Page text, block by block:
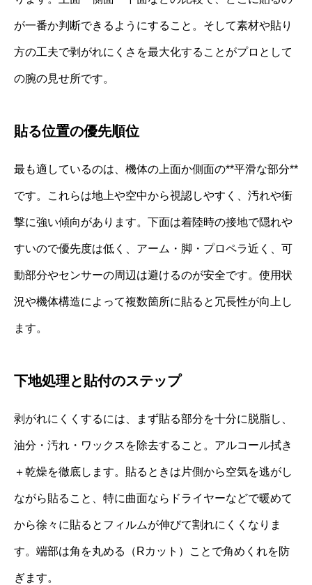
が一番か判断できるようにすること。そして素材や貼り
方の工夫で剥がれにくさを最大化することがプロとして
の腕の見せ所です。
貼る位置の優先順位
最も適しているのは、機体の上面か側面の**平滑な部分**
です。これらは地上や空中から視認しやすく、汚れや衝
撃に強い傾向があります。下面は着陸時の接地で隠れや
すいので優先度は低く、アーム・脚・プロペラ近く、可
動部分やセンサーの周辺は避けるのが安全です。使用状
況や機体構造によって複数箇所に貼ると冗長性が向上し
ます。
下地処理と貼付のステップ
剥がれにくくするには、まず貼る部分を十分に脱脂し、
油分・汚れ・ワックスを除去すること。アルコール拭き
＋乾燥を徹底します。貼るときは片側から空気を逃がし
ながら貼ること、特に曲面ならドライヤーなどで暖めて
から徐々に貼るとフィルムが伸びて割れにくくなりま
す。端部は角を丸める（Rカット）ことで角めくれを防
ぎます。